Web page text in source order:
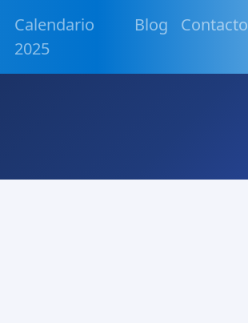
Calendario
2025
Blog Contacto